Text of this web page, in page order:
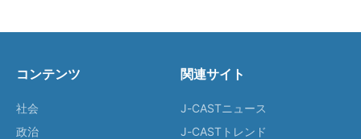
コンテンツ
社会
政治
関連サイト
J-CASTニュース
J-CASTトレンド